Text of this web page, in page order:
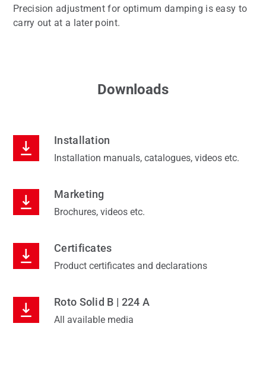
Precision adjustment for optimum damping is easy to
carry out at a later point.
Downloads
Installation
Installation manuals, catalogues, videos etc.
Marketing
Brochures, videos etc.
Certificates
Product certificates and declarations
Roto Solid B | 224 A
All available media